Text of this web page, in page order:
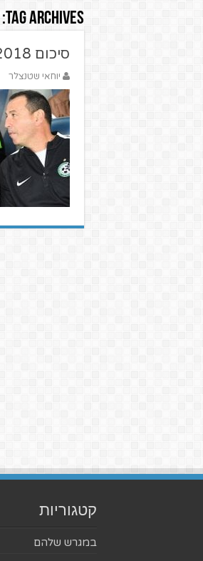
Tag Archives:
סיכום 2018 – הדירוגים שלא תמצאו בשום מקום
יוחאי שטנצלר
קטגוריות
במגרש שלהם